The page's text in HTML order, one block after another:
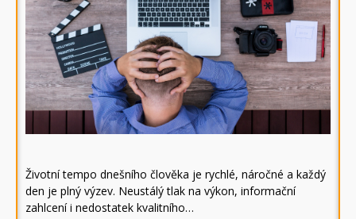
Životní tempo dnešního člověka je rychlé, náročné a každý
den je plný výzev. Neustálý tlak na výkon, informační
zahlcení i nedostatek kvalitního…